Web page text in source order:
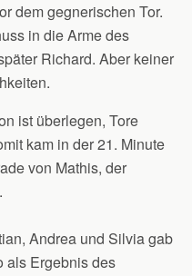
dem gegnerischen Tor.
in die Arme des
Richard. Aber keiner
ist überlegen, Tore
kam in der 21. Minute
von Mathis, der
Andrea und Silvia gab
als Ergebnis des